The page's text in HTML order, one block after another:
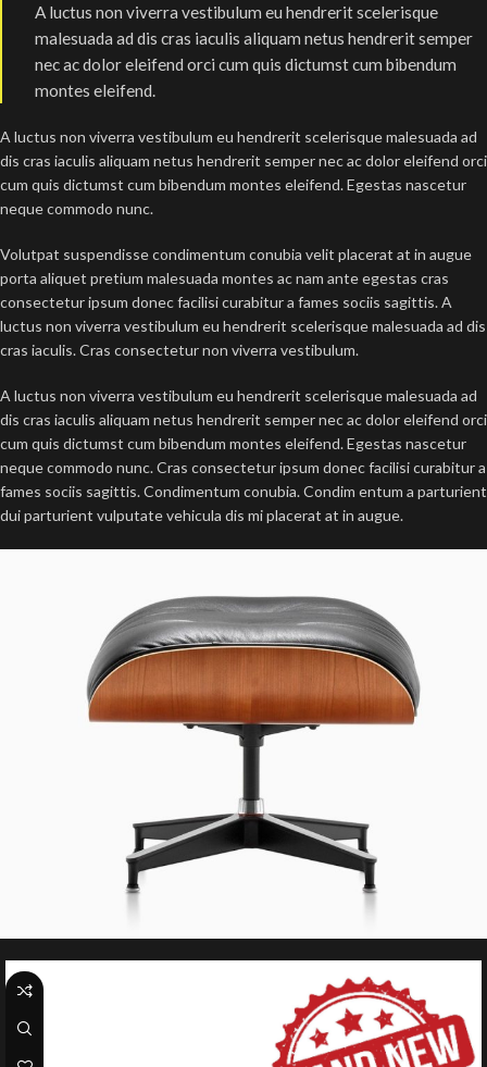
A luctus non viverra vestibulum eu hendrerit scelerisque
malesuada ad dis cras iaculis aliquam netus hendrerit semper
nec ac dolor eleifend orci cum quis dictumst cum bibendum
montes eleifend.
A luctus non viverra vestibulum eu hendrerit scelerisque malesuada ad
dis cras iaculis aliquam netus hendrerit semper nec ac dolor eleifend orci
cum quis dictumst cum bibendum montes eleifend. Egestas nascetur
neque commodo nunc.
Volutpat suspendisse condimentum conubia velit placerat at in augue
porta aliquet pretium malesuada montes ac nam ante egestas cras
consectetur ipsum donec facilisi curabitur a fames sociis sagittis. A
luctus non viverra vestibulum eu hendrerit scelerisque malesuada ad dis
cras iaculis. Cras consectetur non viverra vestibulum.
A luctus non viverra vestibulum eu hendrerit scelerisque malesuada ad
dis cras iaculis aliquam netus hendrerit semper nec ac dolor eleifend orci
cum quis dictumst cum bibendum montes eleifend. Egestas nascetur
neque commodo nunc. Cras consectetur ipsum donec facilisi curabitur a
fames sociis sagittis. Condimentum conubia. Condim entum a parturient
dui parturient vulputate vehicula dis mi placerat at in augue.